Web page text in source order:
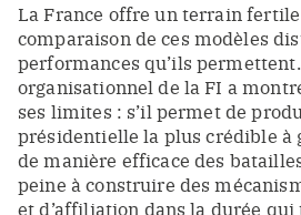
La France offre un terrain
comparaison de ces modèles
performances qu’ils
organisationnel de la FI a
ses limites : s’il permet de
présidentielle la plus crédible à
de manière efficace des
peine à construire des
et d’affiliation dans la durée